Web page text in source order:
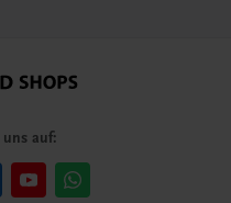
uns auf: